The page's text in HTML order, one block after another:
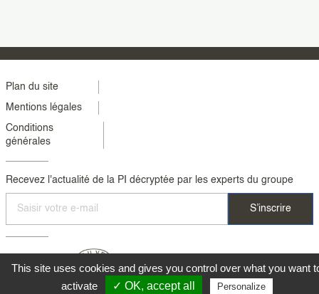
Menu
footer
colonne
2
Plan du site
Mentions légales
Conditions
générales
Recevez l'actualité de la PI décryptée par les experts du groupe
This site uses cookies and gives you control over what you want
activate
✓ OK, accept all Personalize